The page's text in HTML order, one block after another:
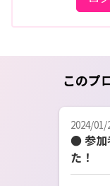
このプ
2024/01/
● 参加
た！